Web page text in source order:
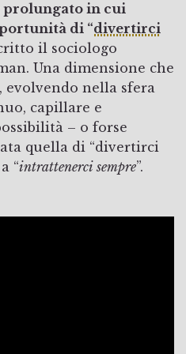
prolungato in cui
di “divertirci
il sociologo
Una dimensione che
evolvendo nella sfera
capillare e
– o forse
quella di “divertirci
“intrattenerci sempre”.